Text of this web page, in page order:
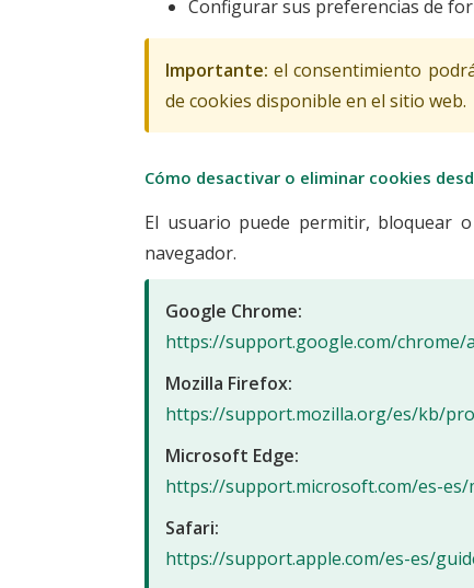
Configurar sus preferencias de
Importante: el consentimiento
de cookies disponible en el sitio web.
Cómo desactivar o eliminar cookies
El usuario puede permitir, bloquear
navegador.
Google Chrome:
https://support.google.com/chrome/
Mozilla Firefox:
https://support.mozilla.org/es/kb/
Microsoft Edge:
https://support.microsoft.com/es-
Safari:
https://support.apple.com/es-es/